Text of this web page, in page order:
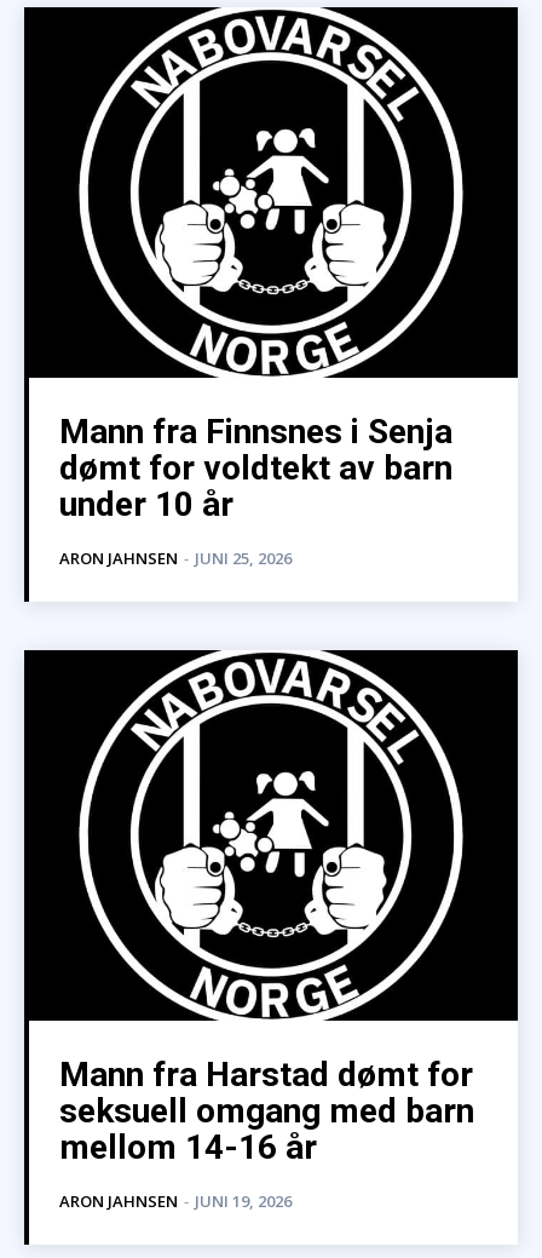
Mann fra Finnsnes i Senja
dømt for voldtekt av barn
under 10 år
ARON JAHNSEN - JUNI 25, 2026
Mann fra Harstad dømt for
seksuell omgang med barn
mellom 14-16 år
ARON JAHNSEN - JUNI 19, 2026